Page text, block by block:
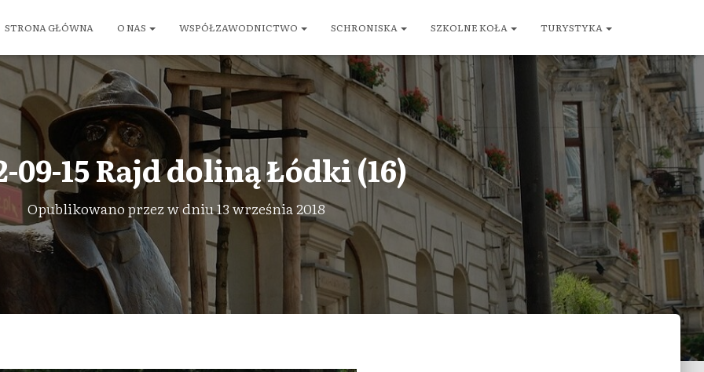
STRONA GŁÓWNA O NAS WSPÓŁZAWODNICTWO SCHRONISKA SZKOLNE KOŁA TURYSTYKA
09-15 Rajd doliną Łódki (16)
Opublikowano przezw dniu13 września 2018